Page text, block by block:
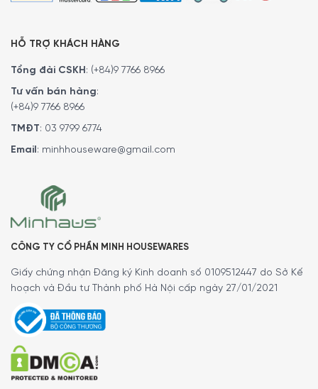
HỖ TRỢ KHÁCH HÀNG
Tổng đài CSKH : (+84)9 7766 8966
Tư vấn bán hàng:
(+84)9 7766 8966
TMĐT: 03 9799 6774
Email : minhhouseware@gmail.com
CÔNG TY CỔ PHẦN MINH HOUSEWARES
Giấy chứng nhận Đăng ký Kinh doanh số 0109512447 do Sở Kế
hoạch và Đầu tư Thành phố Hà Nội cấp ngày 27/01/2021